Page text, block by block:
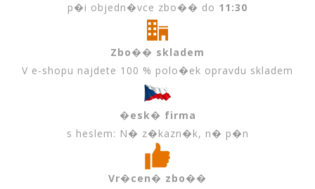
p�i objedn�vce zbo�� do 11:30
Zbo�� skladem
V e-shopu najdete 100 % polo�ek opravdu skladem
�esk� firma
s heslem: N� z�kazn�k, n� p�n
Vr�cen� zbo��